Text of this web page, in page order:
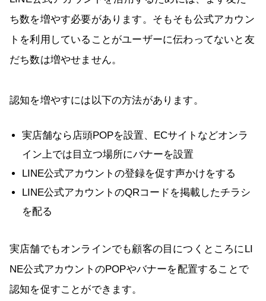
ち数を増やす必要があります。そもそも公式アカウン
トを利用していることがユーザーに伝わってないと友
だち数は増やせません。
認知を増やすには以下の方法があります。
実店舗なら店頭POPを設置、ECサイトなどオンラ
イン上では目立つ場所にバナーを設置
LINE公式アカウントの登録を促す声かけをする
LINE公式アカウントのQRコードを掲載したチラシ
を配る
実店舗でもオンラインでも顧客の目につくところにLI
NE公式アカウントのPOPやバナーを配置することで
認知を促すことができます。